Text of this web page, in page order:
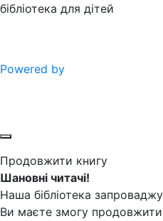
бібліотека для дітей
Powered by
Продовжити книгу
Шановні читачі!
Наша бібліотека
Ви маєте змогу